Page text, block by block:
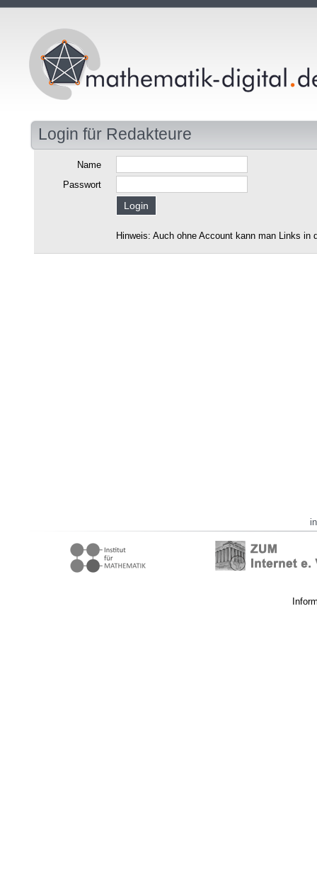
Login für Redakteure
Name
Passwort
Hinweis: Auch ohne Account kann man Links in